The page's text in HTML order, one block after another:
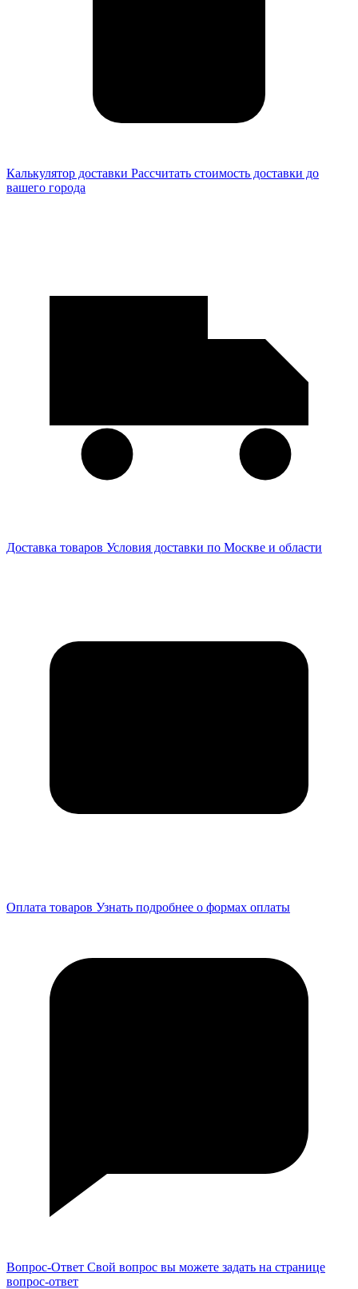
Калькулятор доставки Рассчитать стоимость доставки до
вашего города
Доставка товаров Условия доставки по Москве и области
Оплата товаров Узнать подробнее о формах оплаты
Вопрос-Ответ Свой вопрос вы можете задать на странице
вопрос-ответ